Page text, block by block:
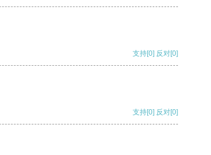
支持[0] 反对[0]
支持[0] 反对[0]